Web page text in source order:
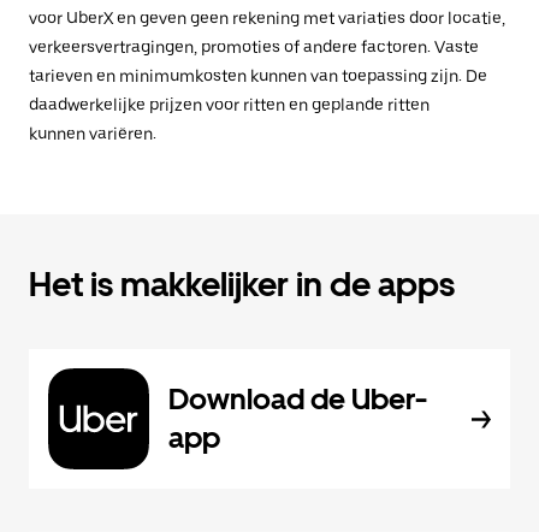
voor UberX en geven geen rekening met variaties door locatie,
verkeersvertragingen, promoties of andere factoren. Vaste
tarieven en minimumkosten kunnen van toepassing zijn. De
daadwerkelijke prijzen voor ritten en geplande ritten
kunnen variëren.
Het is makkelijker in de apps
Download de Uber-
app